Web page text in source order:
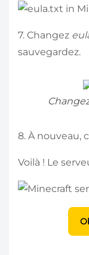
7. Changez
sauvegardez.
8. À nouveau,
Voilà ! Le